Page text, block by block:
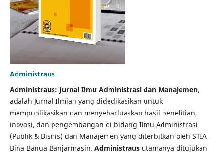
Administraus
Administraus: Jurnal Ilmu Administrasi dan Manajemen,
adalah Jurnal Ilmiah yang didedikasikan untuk
mempublikasikan dan menyebarluaskan hasil penelitian,
inovasi, dan pengembangan di bidang Ilmu Administrasi
(Publik & Bisnis) dan Manajemen yang diterbitkan oleh STIA
Bina Banua Banjarmasin. Administrausutamanya ditujukan